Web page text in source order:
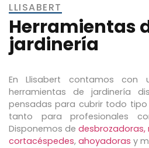
LLISABERT
Herramientas
jardinería
En Llisabert contamos
herramientas de jardinería
pensadas para cubrir todo
tanto para profesionales
Disponemos de desbrozadoras,
cortacéspedes, ahoyadoras y